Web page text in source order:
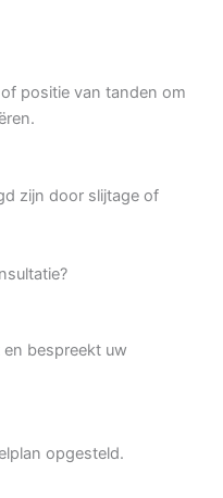
positie van tanden om
zijn door slijtage of
bespreekt uw
opgesteld.